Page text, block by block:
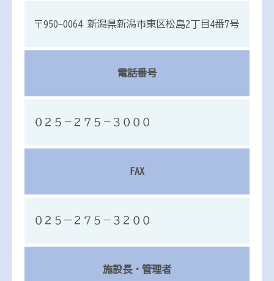
〒950-0064 新潟県新潟市東区松島2丁目4番7号
電話番号
０２５－２７５－３０００
FAX
０２５ー２７５－３２００
施設長・管理者